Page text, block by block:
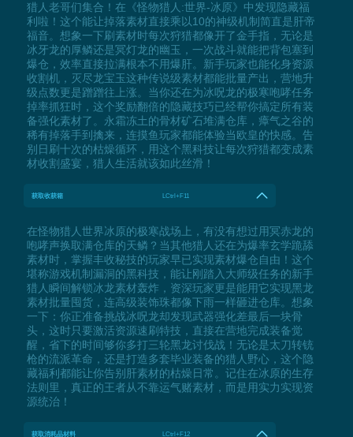
猎人老哥们集合！在《怪物猎人:世界-冰原》中发现隐藏福
利啦！这个能让掉落素材直接乘以10的神级机制简直是肝帝
福音。想象一下刷素材时每次狩猎都像开了金手指，无论是
冰牙龙的厚鳞还是冥灯龙的幽玉，一次战斗就能把背包塞到
爆仓，效率直接拉满根本不用爆肝。新手玩家也能化身资源
收割机，灭尽龙宝玉这种传说级素材都能批量产出，营地升
级点数更是蹭蹭往上涨。当你还在为冰呪龙的极寒咆哮任务
掉率抓狂时，这个奖励翻倍的隐藏技巧已经帮你搞定所有装
备强化素材了。永霜冻土的骨材矿石堆满仓库，瘴气之谷的
稀有掉落手到擒来，连摸鱼玩家都能体验当欧皇的快感。告
别日刷十次的枯燥循环，用这个黑科技让每次狩猎都变成素
材收割盛宴，猎人生活就该如此丝滑！
获取收获箱 LCtrl+F11
在怪物猎人世界冰原的极寒战场上，有没有想过用冥赤龙的
咆哮声换取满仓库的天鳞？当其他猎人还在为爆率玄学跪舔
素材时，掌握丰收秘技的玩家早已实现素材爆仓自由！这个
堪称游戏机制漏洞的黑科技，能让刚踏入大师级任务的新手
猎人瞬间解锁冰龙素材轰炸，资深玩家更是能用它实现黑龙
素材批量囤货，连高级装饰珠都像下雨一样砸进仓库。想象
一下：你正准备挑战冰呪龙却发现武器强化差最后一块骨
头，这时只要激活资源速刷特技，直接在营地完成装备觉
醒，省下的时间够你多打三轮黑龙讨伐战！无论是太刀转铳
枪的流派革命，还是打造多套毕业装备的猎人野心，这个隐
藏福利都能让你告别肝素材的枯燥日常。记住在冰原的生存
法则里，真正的王者从不靠运气赌素材，而是用实力实现资
源统治！
获取消耗品材料 LCtrl+F12